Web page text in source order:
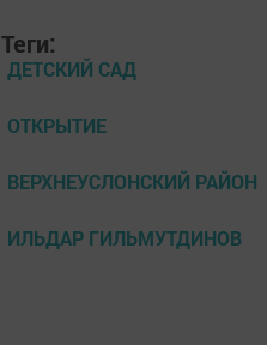
Теги:
ДЕТСКИЙ САД
ОТКРЫТИЕ
ВЕРХНЕУСЛОНСКИЙ РАЙОН
ИЛЬДАР ГИЛЬМУТДИНОВ